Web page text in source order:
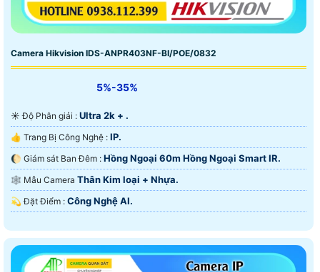
Camera Hikvision IDS-ANPR403NF-BI/POE/0832
5%-35%
☀️ Độ Phân giải : Ultra 2k + .
👍 Trang Bị Công Nghệ : IP.
🌔 Giám sát Ban Đêm : Hồng Ngoại 60m Hồng Ngoại Smart IR.
🕸️ Mẫu Camera Thân Kim loại + Nhựa.
️💫 Đặt Điểm : Công Nghệ AI.